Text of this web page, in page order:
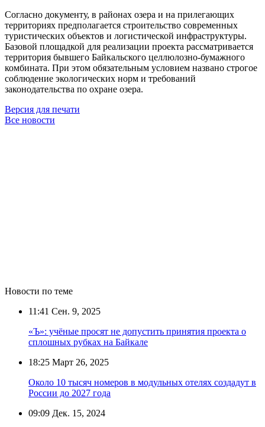
Согласно документу, в районах озера и на прилегающих
территориях предполагается строительство современных
туристических объектов и логистической инфраструктуры.
Базовой площадкой для реализации проекта рассматривается
территория бывшего Байкальского целлюлозно-бумажного
комбината. При этом обязательным условием названо строгое
соблюдение экологических норм и требований
законодательства по охране озера.
Версия для печати
Все новости
Новости по теме
11:41 Сен. 9, 2025
«Ъ»: учёные просят не допустить принятия проекта о
сплошных рубках на Байкале
18:25 Март 26, 2025
Около 10 тысяч номеров в модульных отелях создадут в
России до 2027 года
09:09 Дек. 15, 2024